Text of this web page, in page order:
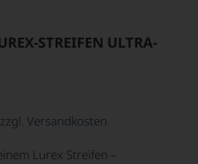
STREIFEN ULTRA-
Versandkosten
Lurex Streifen –